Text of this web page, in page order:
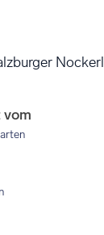
Nockerl
vom